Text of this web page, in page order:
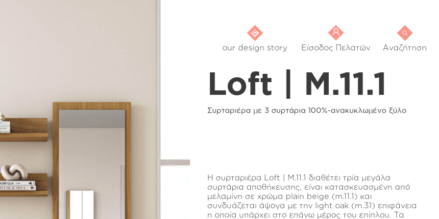
our design story Είσοδος Πελατών Αναζήτηση
Loft | M.11.1
Συρταριέρα με 3 συρτάρια 100%-ανακυκλωμένο ξύλο
Η συρταριέρα Loft | M.11.1 διαθέτει τρία μεγάλα
συρτάρια αποθήκευσης, είναι κατασκευασμένη από
μελαμίνη σε χρώμα plain beige (m.11.1) και
συνδυάζεται άψογα με την light oak (m.31) επιφάνεια
η οποία υπάρχει στο επάνω μέρος του επίπλου. Τα